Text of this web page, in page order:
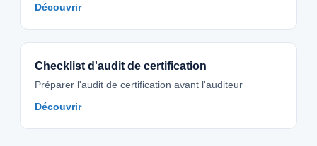
Découvrir
Checklist d'audit de certification
Préparer l'audit de certification avant l'auditeur
Découvrir